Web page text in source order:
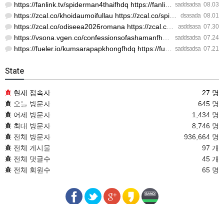
saddsadsa 08.03
https://fanlink.tv/spiderman4thaifhdq https://fanlink.tv/spi…
dsasada 08.01
https://zcal.co/khoidaumoifullau https://zcal.co/spiderman4p…
asddsasa 07.30
https://zcal.co/odiseea2026romana https://zcal.co/odiseeavez…
saddsadsa 07.24
https://vsona.vgen.co/confessionsofashamanfhdthai https://de…
saddsadsa 07.21
https://fueler.io/kumsarapapkhongfhdq https://fueler.io/kums…
State
현재 접속자
27 명
오늘 방문자
645 명
어제 방문자
1,434 명
최대 방문자
8,746 명
전체 방문자
936,664 명
전체 게시물
97 개
전체 댓글수
45 개
전체 회원수
65 명